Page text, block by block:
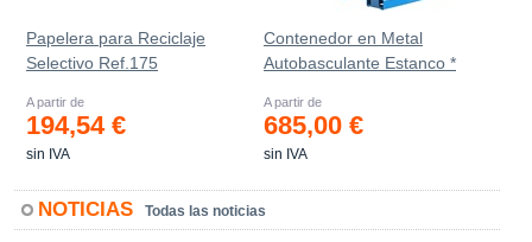
Papelera para Reciclaje
Selectivo Ref.175
A partir de
194,54 €
sin IVA
Contenedor en Metal
Autobasculante Estanco *
A partir de
685,00 €
sin IVA
NOTICIAS Todas las noticias